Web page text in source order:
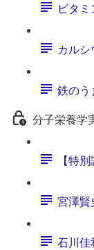
ビタ
カルシ
鉄のう
分子栄養学
【特
宮澤賢
石川佳